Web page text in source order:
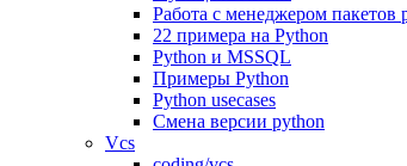
Работа с менеджером пакетов
22 примера на Python
Python и MSSQL
Примеры Python
Python usecases
Смена версии python
Vcs